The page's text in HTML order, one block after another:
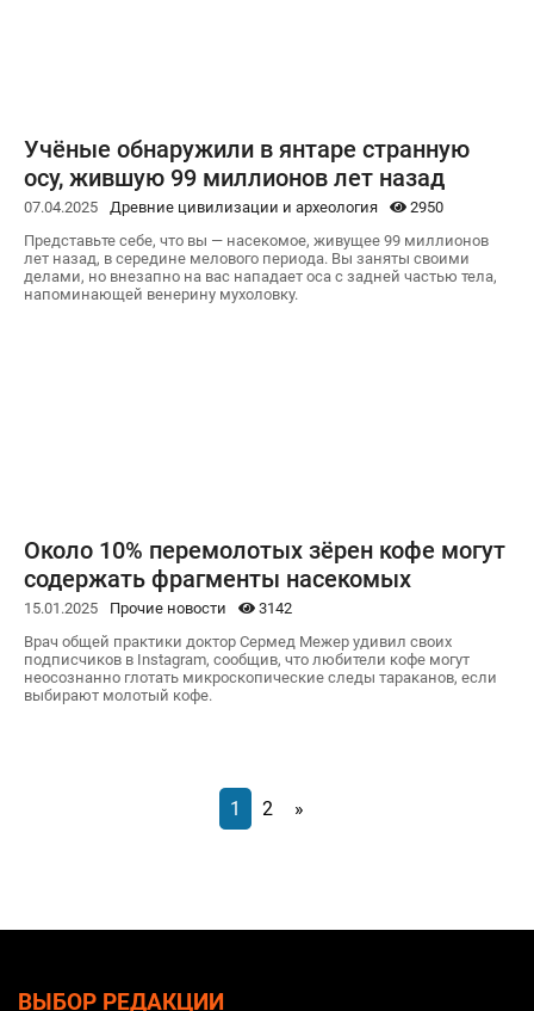
Учёные обнаружили в янтаре странную
осу, жившую 99 миллионов лет назад
07.04.2025 Древние цивилизации и археология
2950
Представьте себе, что вы — насекомое, живущее 99 миллионов
лет назад, в середине мелового периода. Вы заняты своими
делами, но внезапно на вас нападает оса с задней частью тела,
напоминающей венерину мухоловку.
Около 10% перемолотых зёрен кофе могут
содержать фрагменты насекомых
15.01.2025 Прочие новости
3142
Врач общей практики доктор Сермед Межер удивил своих
подписчиков в Instagram, сообщив, что любители кофе могут
неосознанно глотать микроскопические следы тараканов, если
выбирают молотый кофе.
1 2 »
ВЫБОР РЕДАКЦИИ